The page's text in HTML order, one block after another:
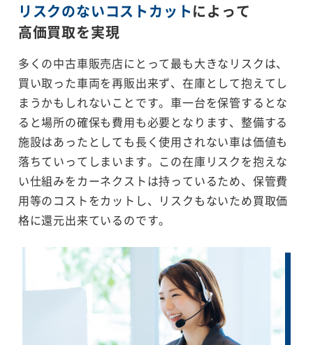
リスクのないコストカットによって
高価買取を実現
多くの中古車販売店にとって最も大きなリスクは、
買い取った車両を再販出来ず、在庫として抱えてし
まうかもしれないことです。車一台を保管するとな
ると場所の確保も費用も必要となります、整備する
施設はあったとしても長く使用されない車は価値も
落ちていってしまいます。この在庫リスクを抱えな
い仕組みをカーネクストは持っているため、保管費
用等のコストをカットし、リスクもないため買取価
格に還元出来ているのです。